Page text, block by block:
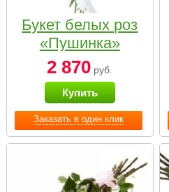
Заказать в один клик
Букет белых роз
«Пушинка»
2 870 руб.
Купить